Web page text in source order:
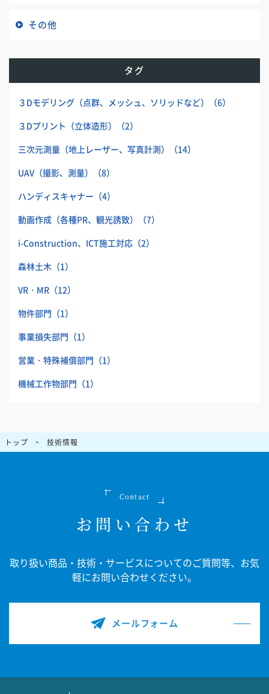
その他
タグ
３Dモデリング（点群、メッシュ、ソリッドなど）
（6）
３Dプリント（立体造形）
（2）
三次元測量（地上レーザー、写真計測）
（14）
UAV（撮影、測量）
（8）
ハンディスキャナー （4）
動画作成（各種PR、観光誘致）
（7）
i-Construction、ICT施工対応 （2）
森林土木 （1）
VR・MR （12）
物件部門 （1）
事業損失部門 （1）
営業・特殊補償部門 （1）
機械工作物部門 （1）
トップ 技術情報
Contact
お問い合わせ
取り扱い商品・技術・サービスについてのご質問等、 お気
軽にお問い合わせください。
メールフォーム